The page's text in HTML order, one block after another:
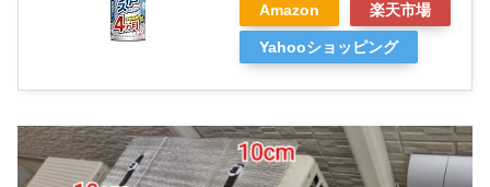
Amazon 楽天市場
Yahooショッピング